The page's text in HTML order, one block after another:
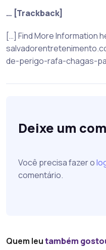
… [Trackback]
[…] Find More Information
de-perigo-rafa-chagas-
Deixe um
Você precisa fazer o
comentário.
Quem leutambém